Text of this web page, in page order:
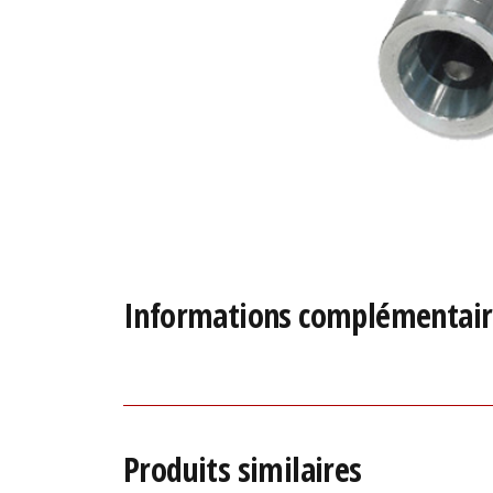
Informations
Produits similaires